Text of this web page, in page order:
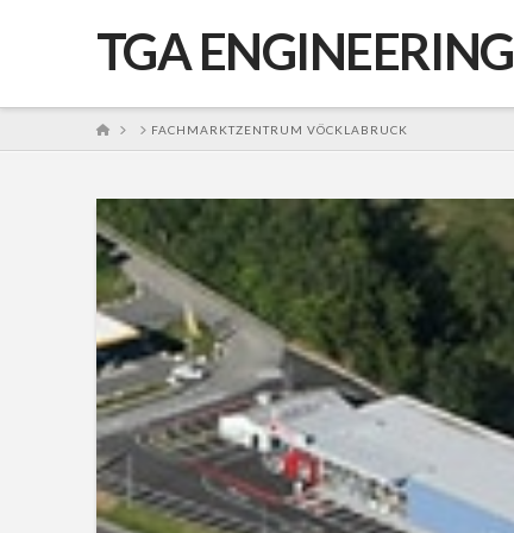
TGA ENGINEERING
HOME FACHMARKTZENTRUM VÖCKLABRUCK